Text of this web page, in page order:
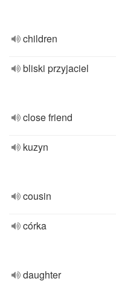
children
bliski przyjaciel
close friend
kuzyn
cousin
córka
daughter